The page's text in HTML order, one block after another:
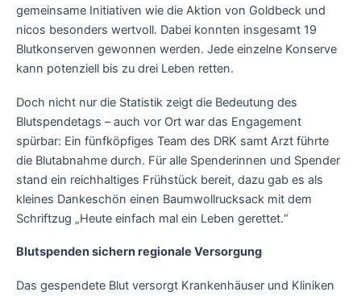
gemeinsame Initiativen wie die Aktion von Goldbeck und
nicos besonders wertvoll. Dabei konnten insgesamt 19
Blutkonserven gewonnen werden. Jede einzelne Konserve
kann potenziell bis zu drei Leben retten.
Doch nicht nur die Statistik zeigt die Bedeutung des
Blutspendetags – auch vor Ort war das Engagement
spürbar: Ein fünfköpfiges Team des DRK samt Arzt führte
die Blutabnahme durch. Für alle Spenderinnen und Spender
stand ein reichhaltiges Frühstück bereit, dazu gab es als
kleines Dankeschön einen Baumwollrucksack mit dem
Schriftzug „Heute einfach mal ein Leben gerettet.“
Blutspenden sichern regionale Versorgung
Das gespendete Blut versorgt Krankenhäuser und Kliniken